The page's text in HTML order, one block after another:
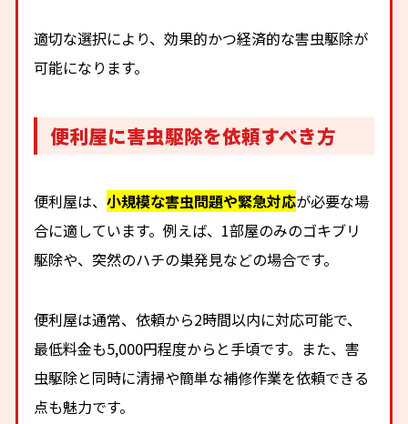
適切な選択により、効果的かつ経済的な害虫駆除が
可能になります。
便利屋に害虫駆除を依頼すべき方
便利屋は、小規模な害虫問題や緊急対応が必要な場
合に適しています。例えば、1部屋のみのゴキブリ
駆除や、突然のハチの巣発見などの場合です。
便利屋は通常、依頼から2時間以内に対応可能で、
最低料金も5,000円程度からと手頃です。また、害
虫駆除と同時に清掃や簡単な補修作業を依頼できる
点も魅力です。